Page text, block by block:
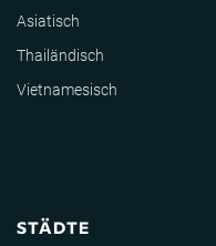
Asiatisch
Thailändisch
Vietnamesisch
STÄDTE